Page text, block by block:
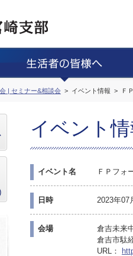
| セミナー&相談会 イベント情報 Ｆ
イベント情
イベント名 ＦＰフォ
日時 2023年07
会場
倉吉未来
倉吉市駄
URL：